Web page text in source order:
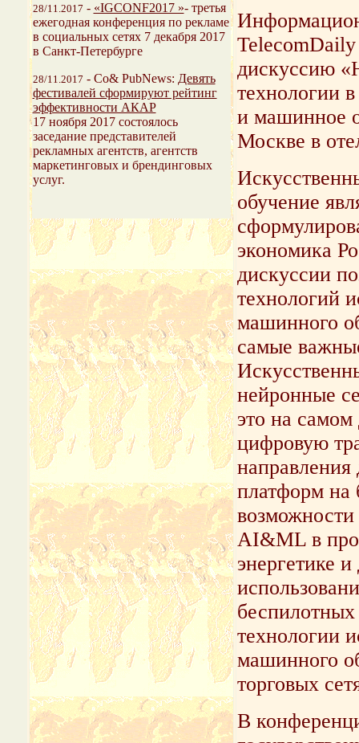
28/11.2017 - «IGCONF2017 »- третья
ежегодная конференция по рекламе
в социальных сетях 7 декабря 2017
в Санкт-Петербурге
28/11.2017 - Со& PubNews: Девять
фестивалей сформируют рейтинг
эффективности АКАР
17 ноября 2017 состоялось
заседание представителей
рекламных агентств, агентств
маркетинговых и брендинговых
услуг.
дискуссию
технологии
и машинное
Москве в
обучение
экономика
дискуссии
технологий
машинного
самые
нейронные
это на
цифровую
направления
платформ на
AI&ML в
энергетике
технологии
машинного
торговых
В